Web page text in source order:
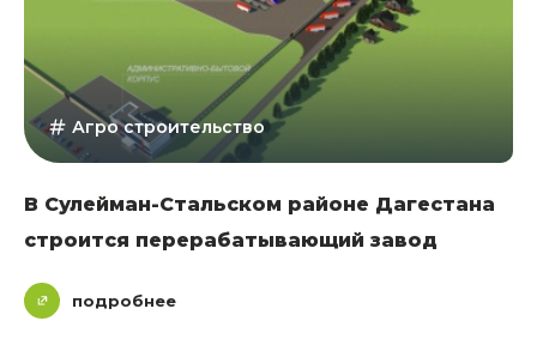
Агро строительство
В Сулейман-Стальском районе Дагестана
строится перерабатывающий завод
подробнее